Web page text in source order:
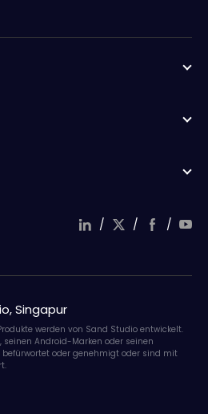
/ / /
Singapur
werden von Sand Studio entwickelt.
seinen Android-Marken oder seinen
oder genehmigt oder sind mit